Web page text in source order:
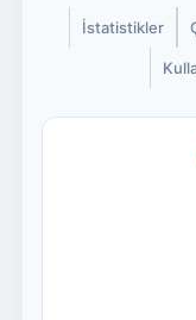
İstatistikler